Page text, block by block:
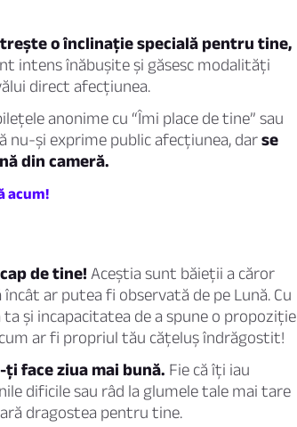
o înclinație specială pentru tine,
intens înăbușite și găsesc modalități
direct afecțiunea.
anonime cu “Îmi place de tine” sau
nu-și exprime public afecțiunea, darse
din cameră.
acum!
de tine! Aceștia sunt băieții a căror
ar putea fi observată de pe Lună. Cu
și incapacitatea de a spune o propoziție
ar fi propriul tău cățeluș îndrăgostit!
face ziua mai bună. Fie că îți iau
dificile sau râd la glumele tale mai tare
dragostea pentru tine.